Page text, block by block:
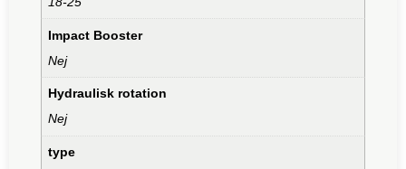
Impact Booster
Nej
Hydraulisk rotation
Nej
type